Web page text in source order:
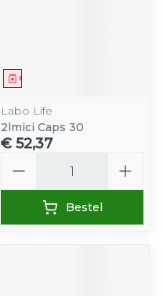
Geneesmiddel
Labo Life
2lmici Caps 30
€ 52,37
Bestel